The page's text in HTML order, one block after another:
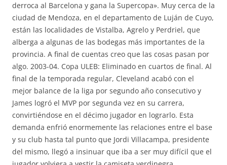
derroca al Barcelona y gana la Supercopa». Muy cerca de la
ciudad de Mendoza, en el departamento de Luján de Cuyo,
están las localidades de Vistalba, Agrelo y Perdriel, que
alberga a algunas de las bodegas más importantes de la
provincia. A final de cuentas creo que las cosas pasan por
algo. 2003-04. Copa ULEB: Eliminado en cuartos de final. Al
final de la temporada regular, Cleveland acabó con el
mejor balance de la liga por segundo año consecutivo y
James logró el MVP por segunda vez en su carrera,
convirtiéndose en el décimo jugador en lograrlo. Esta
demanda enfrió enormemente las relaciones entre el base
y su club hasta tal punto que Jordi Villacampa, presidente
del mismo, llegó a insinuar que iba a ser muy difícil que el